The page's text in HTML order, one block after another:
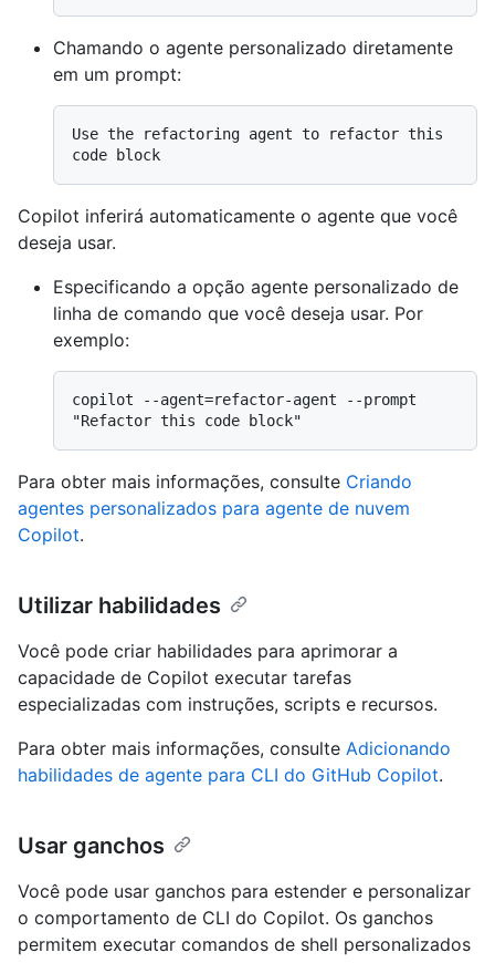
Chamando o agente personalizado diretamente
em um prompt:
Use the refactoring agent to refactor this
Copilot inferirá automaticamente o agente que você
deseja usar.
Especificando a opção agente personalizado de
linha de comando que você deseja usar. Por
exemplo:
copilot --agent=refactor-agent --prompt
Para obter mais informações, consulte Criando
agentes personalizados para agente de nuvem
Copilot.
Utilizar habilidades
Você pode criar habilidades para aprimorar a
capacidade de Copilot executar tarefas
especializadas com instruções, scripts e recursos.
Para obter mais informações, consulte Adicionando
habilidades de agente para CLI do GitHub Copilot.
Usar ganchos
Você pode usar ganchos para estender e personalizar
o comportamento de CLI do Copilot. Os ganchos
permitem executar comandos de shell personalizados